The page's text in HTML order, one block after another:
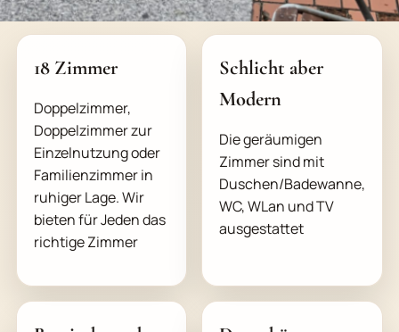
18 Zimmer
Doppelzimmer,
Doppelzimmer zur
Einzelnutzung oder
Familienzimmer in
ruhiger Lage. Wir
bieten für Jeden das
richtige Zimmer
Schlicht aber
Modern
Die geräumigen
Zimmer sind mit
Duschen/Badewanne,
WC, WLan und TV
ausgestattet